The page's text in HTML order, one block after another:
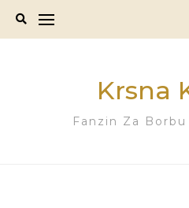
Krsna
Fanzin Za